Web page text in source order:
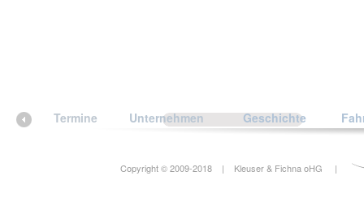
Termine Unternehmen Geschichte
Copyright © 2009-2018 | Kleuser & Fichna oHG |